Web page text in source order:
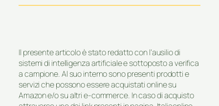
Il presente articolo è stato redatto con l’ausilio di
sistemi di intelligenza artificiale e sottoposto a verifica
a campione. Al suo interno sono presenti prodotti e
servizi che possono essere acquistati online su
Amazon e/o su altri e-commerce. In caso di acquisto